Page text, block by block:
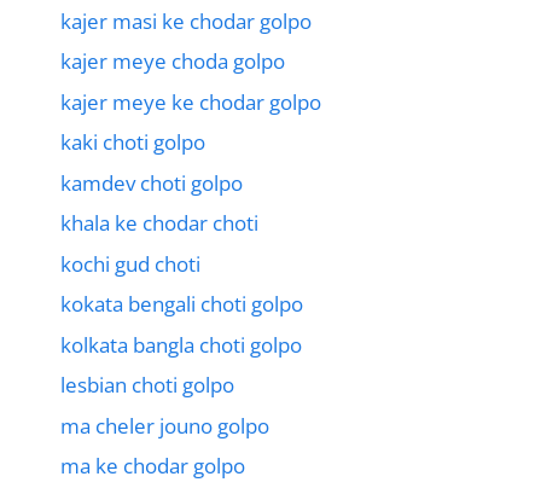
kajer masi ke chodar golpo
kajer meye choda golpo
kajer meye ke chodar golpo
kaki choti golpo
kamdev choti golpo
khala ke chodar choti
kochi gud choti
kokata bengali choti golpo
kolkata bangla choti golpo
lesbian choti golpo
ma cheler jouno golpo
ma ke chodar golpo